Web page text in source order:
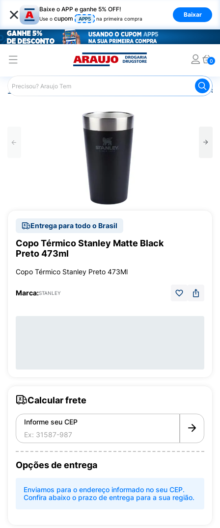
× Baixe o APP e ganhe 5% OFF!
Use o cupom APP5 na primeira compra
Baixar
0
Araujo Mercado Recipientes para
Entrega para todo o Brasil
Copo Térmico Stanley Matte Black
Preto 473ml
Copo Térmico Stanley Preto 473Ml
Marca:STANLEY
Calcular frete
Informe seu CEP
Opções de entrega
Enviamos para o endereço informado no seu CEP.
Confira abaixo o prazo de entrega para a sua região.